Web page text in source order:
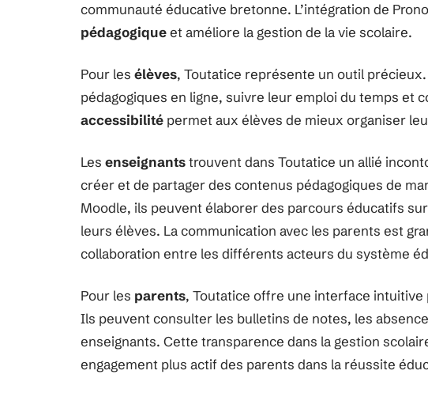
communauté éducative bretonne. L’intégration de
pédagogiqueet améliore la gestion de la vie scolaire.
Pour les élèves, Toutatice représente un outil
pédagogiques en ligne, suivre leur emploi du temps et
accessibilité permet aux élèves de mieux organiser
Les enseignantstrouvent dans Toutatice un allié
créer et de partager des contenus pédagogiques de
Moodle, ils peuvent élaborer des parcours éducatifs
leurs élèves. La communication avec les parents est
collaboration entre les différents acteurs du système
Pour les parents, Toutatice offre une interface
Ils peuvent consulter les bulletins de notes, les
enseignants. Cette transparence dans la gestion
engagement plus actif des parents dans la réussite